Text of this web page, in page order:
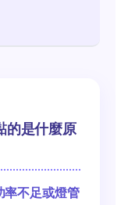
的是什麼原
率不足或燈管